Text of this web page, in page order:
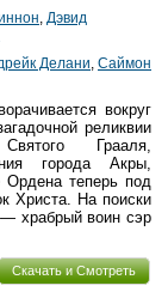
, Дэвид
Делани, Саймон
вокруг
реликвии
Грааля,
города Акры,
Ордена теперь под
Христа. На поиски
— храбрый воин сэр
Скачать и Смотреть